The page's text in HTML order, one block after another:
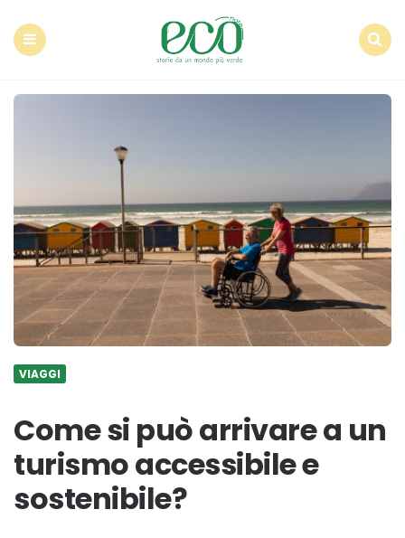
VIAGGI
Come si può arrivare a un
turismo accessibile e
sostenibile?